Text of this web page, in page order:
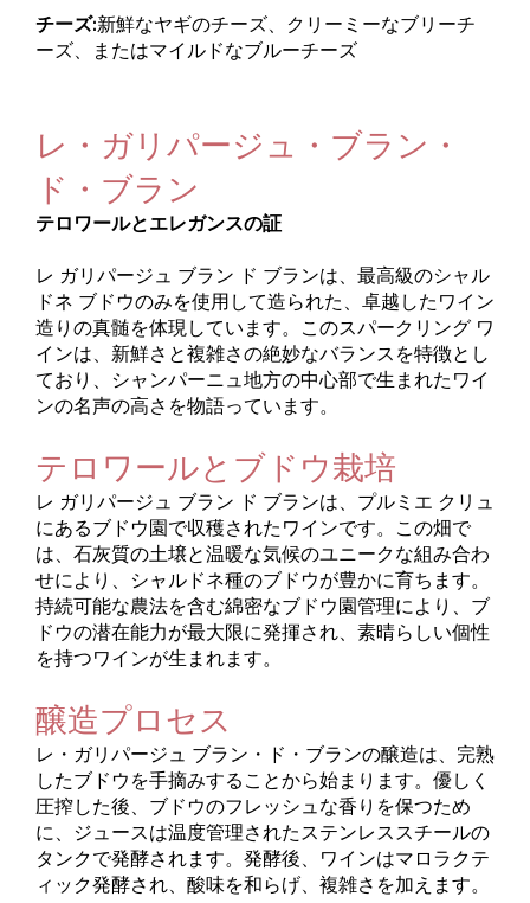
チーズ:新鮮なヤギのチーズ、クリーミーなブリーチ
ーズ、またはマイルドなブルーチーズ
レ・ガリパージュ・ブラン・
ド・ブラン
テロワールとエレガンスの証
レ ガリパージュ ブラン ド ブランは、最高級のシャル
ドネ ブドウのみを使用して造られた、卓越したワイン
造りの真髄を体現しています。このスパークリング ワ
インは、新鮮さと複雑さの絶妙なバランスを特徴とし
ており、シャンパーニュ地方の中心部で生まれたワイ
ンの名声の高さを物語っています。
テロワールとブドウ栽培
レ ガリパージュ ブラン ド ブランは、プルミエ クリュ
にあるブドウ園で収穫されたワインです。この畑で
は、石灰質の土壌と温暖な気候のユニークな組み合わ
せにより、シャルドネ種のブドウが豊かに育ちます。
持続可能な農法を含む綿密なブドウ園管理により、ブ
ドウの潜在能力が最大限に発揮され、素晴らしい個性
を持つワインが生まれます。
醸造プロセス
レ・ガリパージュ ブラン・ド・ブランの醸造は、完熟
したブドウを手摘みすることから始まります。優しく
圧搾した後、ブドウのフレッシュな香りを保つため
に、ジュースは温度管理されたステンレススチールの
タンクで発酵されます。発酵後、ワインはマロラクテ
ィック発酵され、酸味を和らげ、複雑さを加えます。